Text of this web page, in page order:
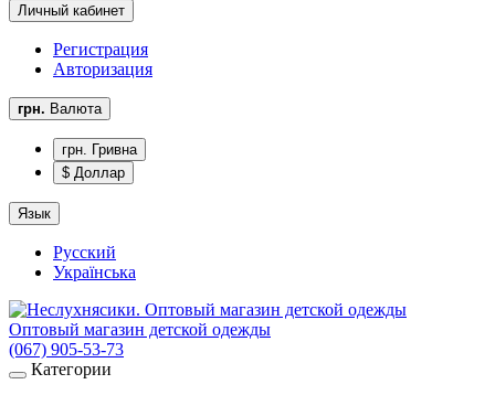
Личный кабинет
Регистрация
Авторизация
грн. Валюта
грн. Гривна
$ Доллар
Язык
Русский
Українська
Оптовый магазин детской одежды
(067) 905-53-73
Категории